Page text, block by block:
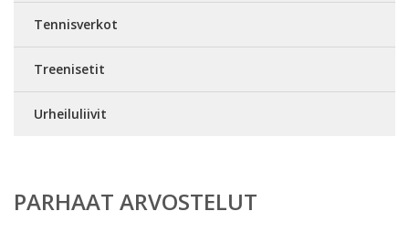
Tennisverkot
Treenisetit
Urheiluliivit
PARHAAT ARVOSTELUT